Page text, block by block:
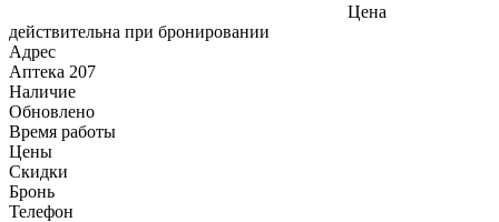
Цена
действительна при бронировании
Адрес
Аптека 207
Наличие
Обновлено
Время работы
Цены
Скидки
Бронь
Телефон